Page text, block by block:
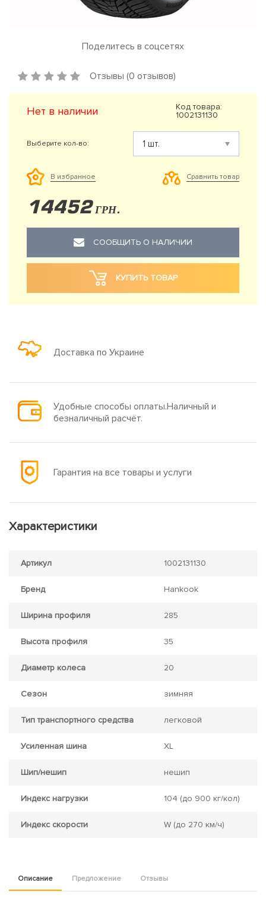
Поделитесь в соцсетях
Отзывы (0 отзывов)
Нет в наличии
Код товара:
1002131130
Выберите кол-во:
В избранное Сравнить товар
14452 ГРН.
СООБЩИТЬ О НАЛИЧИИ
КУПИТЬ ТОВАР
Доставка по Украине
Удобные способы оплаты.Наличный и
безналичный расчёт.
Гарантия на все товары и услуги
Характеристики
Артикул 1002131130
Бренд Hankook
Ширина профиля 285
Высота профиля 35
Диаметр колеса 20
Сезон зимняя
Тип транспортного средства легковой
Усиленная шина XL
Шип/нешип нешип
Индекс нагрузки 104 (до 900 кг/кол)
Индекс скорости W (до 270 км/ч)
Описание Предложение Отзывы